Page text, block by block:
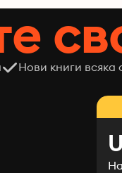
Нови книги всяка